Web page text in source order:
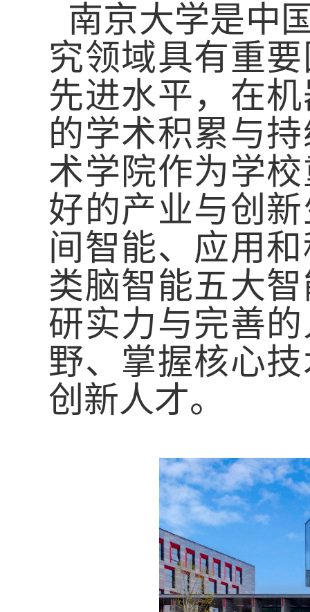
南京大学是中
究领域具有重
先进水平，在
的学术积累与
术学院作为学
好的产业与创
间智能、应用
类脑智能五大
研实力与完善
野、掌握核心
创新人才。